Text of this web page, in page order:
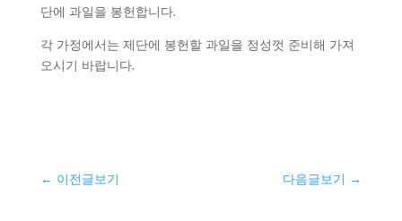
단에 과일을 봉헌합니다.
각 가정에서는 제단에 봉헌할 과일을 정성껏 준비해 가져
오시기 바랍니다.
← 이전글보기 다음글보기 →